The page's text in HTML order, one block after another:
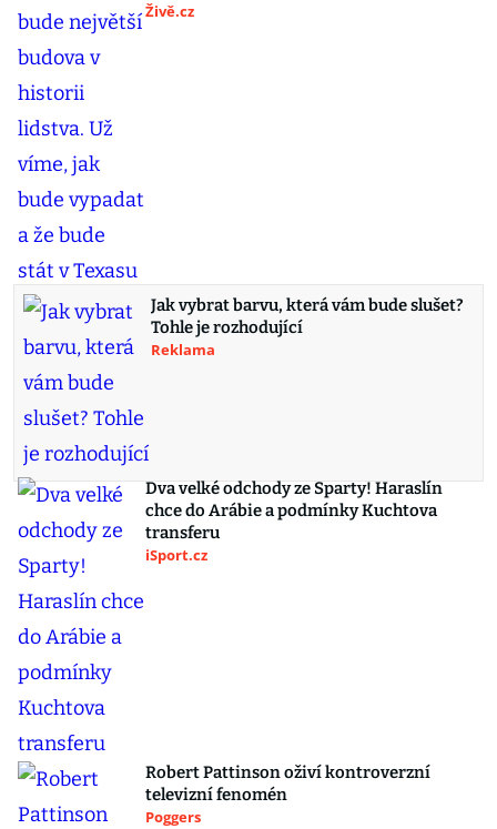
Živě.cz
Jak vybrat barvu, která vám bude slušet?
Tohle je rozhodující
Reklama
Dva velké odchody ze Sparty! Haraslín
chce do Arábie a podmínky Kuchtova
transferu
iSport.cz
Robert Pattinson oživí kontroverzní
televizní fenomén
Poggers